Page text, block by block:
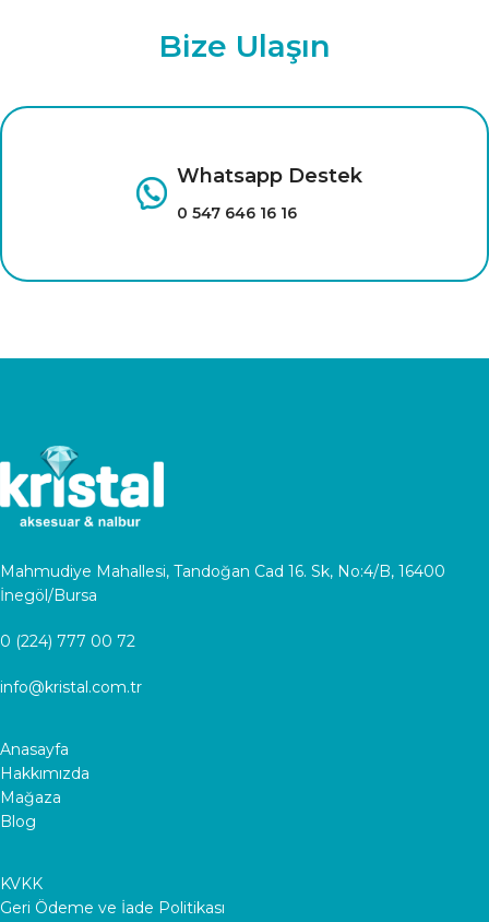
Bize Ulaşın
Whatsapp Destek
0 547 646 16 16
Mahmudiye Mahallesi, Tandoğan Cad 16. Sk, No:4/B, 16400
İnegöl/Bursa
0 (224) 777 00 72
info@kristal.com.tr
Anasayfa
Hakkımızda
Mağaza
Blog
KVKK
Geri Ödeme ve İade Politikası